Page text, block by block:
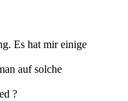
Es hat mir einige
auf solche
?